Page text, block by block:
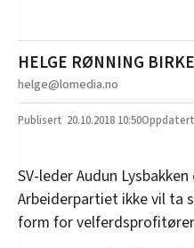
HELGE RØNNING
helge@lomedia.no
20.10.2018 10:50
SV-leder Audun
Arbeiderpartiet ikke vil
form for